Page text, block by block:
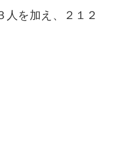
を加え、２１２